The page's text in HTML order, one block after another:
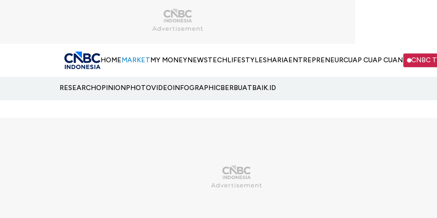
HOMEMARKETMY MONEYNEWSTECHLIFESTYLESHARIAENTREPRENEURCUAP CUAP CUAN CNBC
RESEARCHOPINIONPHOTOVIDEOINFOGRAPHICBERBUATBAIK.ID